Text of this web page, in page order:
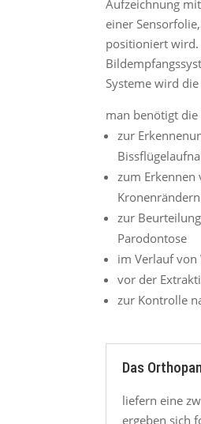
Aufzeichnung
einer
positioniert
Systeme wird
man benötigt
zur
zum Erkennen
Kronenrändern
zur
Parodontose
im Verlauf von
vor der
zur Kontrolle
Das
liefern eine
ergeben sich